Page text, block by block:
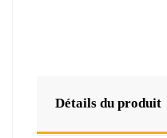
Détails du produit